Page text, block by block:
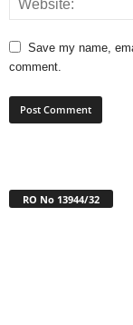
Save my name,
comment.
RO No 13944/32